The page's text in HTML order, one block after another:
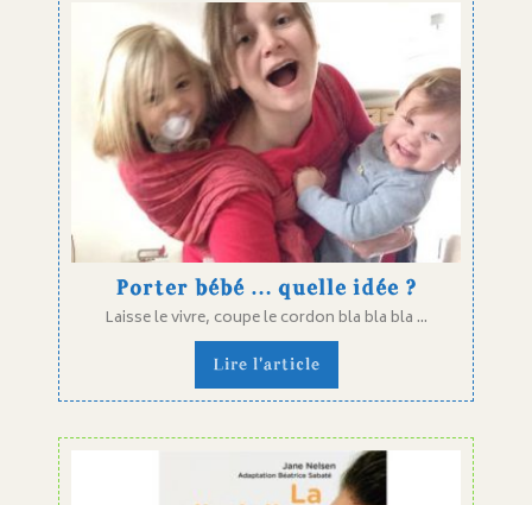
Porter bébé … quelle idée ?
Laisse le vivre, coupe le cordon bla bla bla ...
Lire l'article